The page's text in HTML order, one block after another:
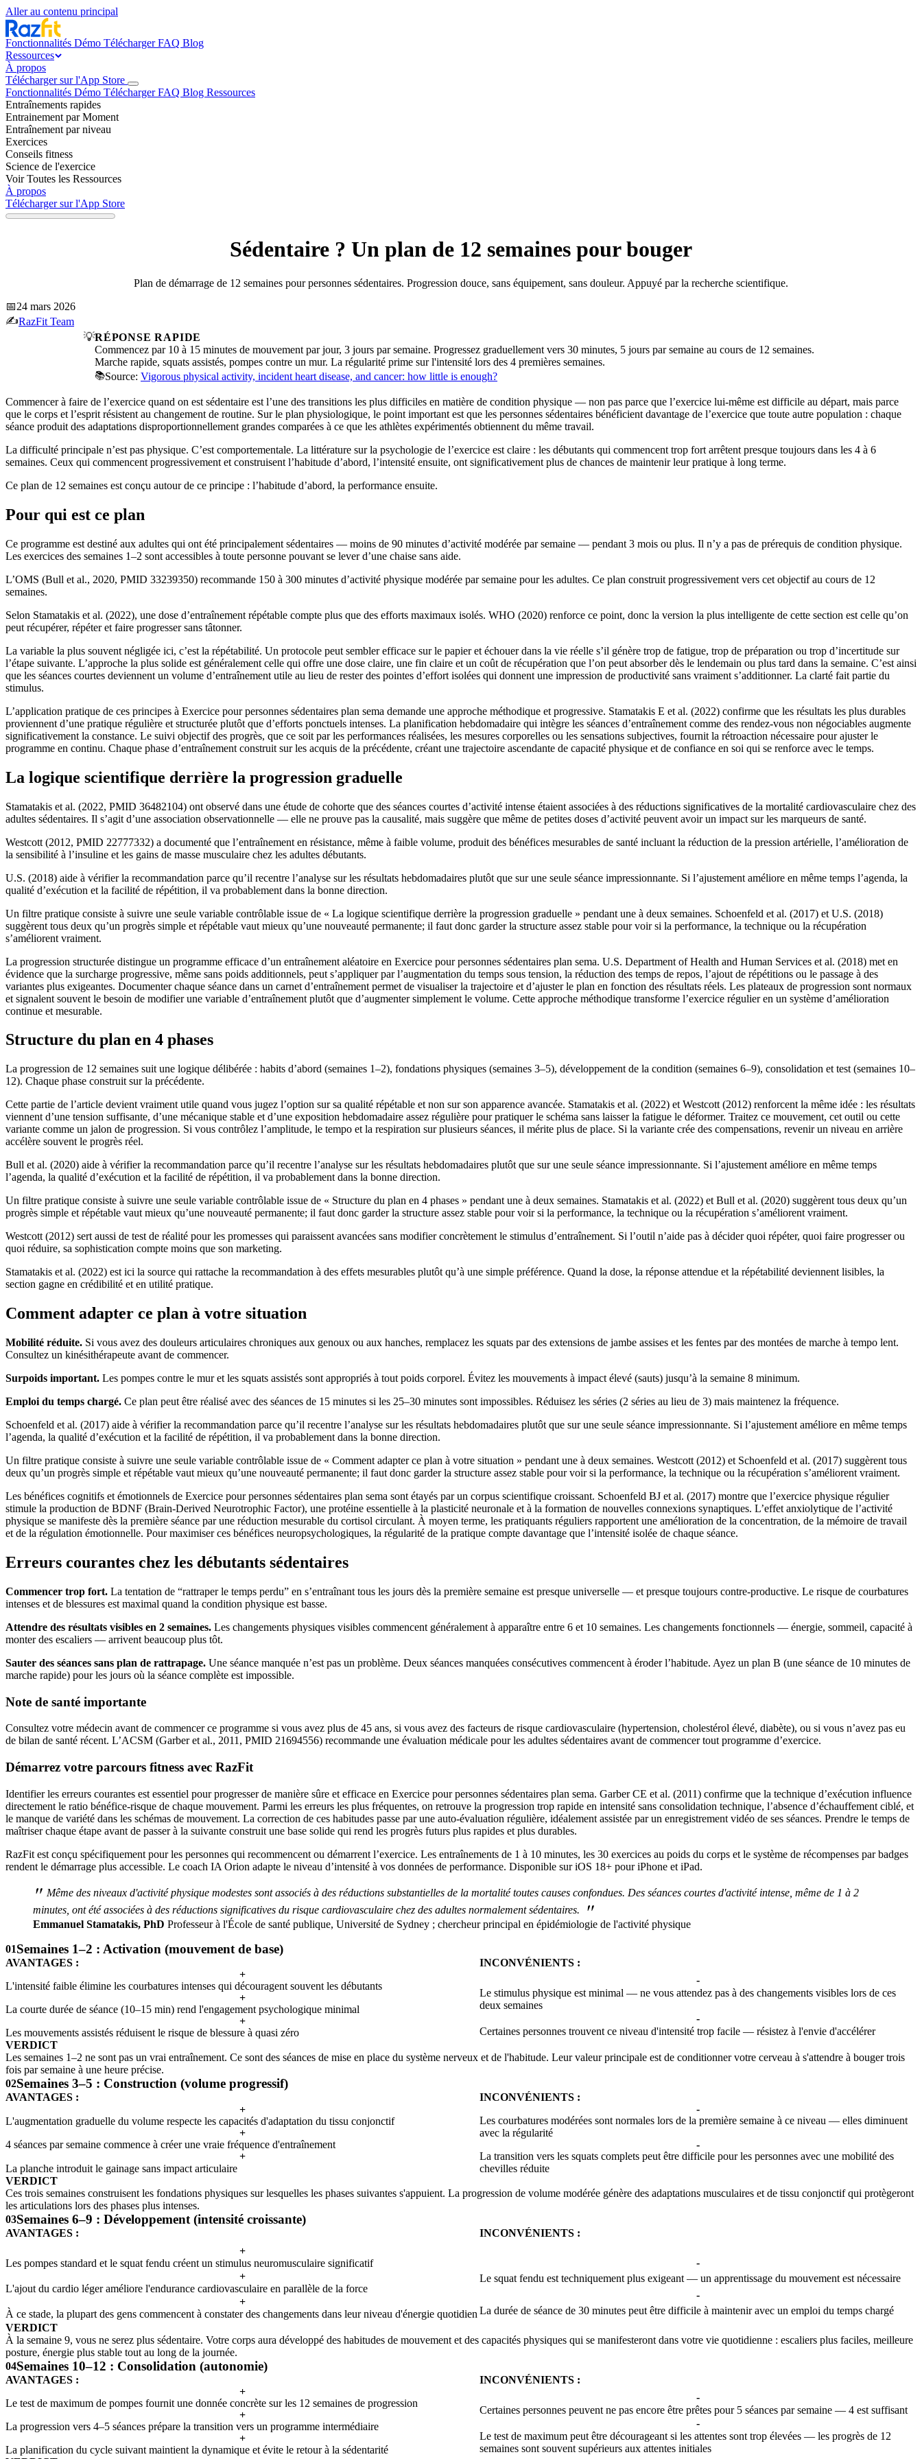
Aller au contenu principal
Fonctionnalités Démo TéléchargerFAQ Blog
Ressources
À propos
Télécharger sur l'App Store
Fonctionnalités Démo TéléchargerFAQ Blog Ressources
Entraînements rapides
Entrainement par Moment
Entraînement par niveau
Exercices
Conseils fitness
Science de l'exercice
Voir Toutes les Ressources
À propos
Télécharger sur l'App Store
Sédentaire ? Un plan de 12 semaines pour bouger
Plan de démarrage de 12 semaines pour personnes sédentaires. Progression douce, sans équipement, sans douleur. Appuyé par la recherche scientifique.
📅24 mars 2026
✍️RazFit Team
💡RÉPONSE RAPIDE
Commencez par 10 à 15 minutes de mouvement par jour, 3 jours par semaine. Progressez graduellement vers 30 minutes, 5 jours par semaine au cours de 12 semaines.
Marche rapide, squats assistés, pompes contre un mur. La régularité prime sur l'intensité lors des 4 premières semaines.
📚Source: Vigorous physical activity, incident heart disease, and cancer: how little is enough?
Commencer à faire de l’exercice quand on est sédentaire est l’une des transitions les plus difficiles en matière de condition physique — non pas parce que l’exercice lui-même est difficile au départ, mais parce
que le corps et l’esprit résistent au changement de routine. Sur le plan physiologique, le point important est que les personnes sédentaires bénéficient davantage de l’exercice que toute autre population : chaque
séance produit des adaptations disproportionnellement grandes comparées à ce que les athlètes expérimentés obtiennent du même travail.
La difficulté principale n’est pas physique. C’est comportementale. La littérature sur la psychologie de l’exercice est claire : les débutants qui commencent trop fort arrêtent presque toujours dans les 4 à 6
semaines. Ceux qui commencent progressivement et construisent l’habitude d’abord, l’intensité ensuite, ont significativement plus de chances de maintenir leur pratique à long terme.
Ce plan de 12 semaines est conçu autour de ce principe : l’habitude d’abord, la performance ensuite.
Pour qui est ce plan
Ce programme est destiné aux adultes qui ont été principalement sédentaires — moins de 90 minutes d’activité modérée par semaine — pendant 3 mois ou plus. Il n’y a pas de prérequis de condition physique.
Les exercices des semaines 1–2 sont accessibles à toute personne pouvant se lever d’une chaise sans aide.
L’OMS (Bull et al., 2020, PMID 33239350) recommande 150 à 300 minutes d’activité physique modérée par semaine pour les adultes. Ce plan construit progressivement vers cet objectif au cours de 12
semaines.
Selon Stamatakis et al. (2022), une dose d’entraînement répétable compte plus que des efforts maximaux isolés. WHO (2020) renforce ce point, donc la version la plus intelligente de cette section est celle qu’on
peut récupérer, répéter et faire progresser sans tâtonner.
La variable la plus souvent négligée ici, c’est la répétabilité. Un protocole peut sembler efficace sur le papier et échouer dans la vie réelle s’il génère trop de fatigue, trop de préparation ou trop d’incertitude sur
l’étape suivante. L’approche la plus solide est généralement celle qui offre une dose claire, une fin claire et un coût de récupération que l’on peut absorber dès le lendemain ou plus tard dans la semaine. C’est ainsi
que les séances courtes deviennent un volume d’entraînement utile au lieu de rester des pointes d’effort isolées qui donnent une impression de productivité sans vraiment s’additionner. La clarté fait partie du
stimulus.
L’application pratique de ces principes à Exercice pour personnes sédentaires plan sema demande une approche méthodique et progressive. Stamatakis E et al. (2022) confirme que les résultats les plus durables
proviennent d’une pratique régulière et structurée plutôt que d’efforts ponctuels intenses. La planification hebdomadaire qui intègre les séances d’entraînement comme des rendez-vous non négociables augmente
significativement la constance. Le suivi objectif des progrès, que ce soit par les performances réalisées, les mesures corporelles ou les sensations subjectives, fournit la rétroaction nécessaire pour ajuster le
programme en continu. Chaque phase d’entraînement construit sur les acquis de la précédente, créant une trajectoire ascendante de capacité physique et de confiance en soi qui se renforce avec le temps.
La logique scientifique derrière la progression graduelle
Stamatakis et al. (2022, PMID 36482104) ont observé dans une étude de cohorte que des séances courtes d’activité intense étaient associées à des réductions significatives de la mortalité cardiovasculaire chez des
adultes sédentaires. Il s’agit d’une association observationnelle — elle ne prouve pas la causalité, mais suggère que même de petites doses d’activité peuvent avoir un impact sur les marqueurs de santé.
Westcott (2012, PMID 22777332) a documenté que l’entraînement en résistance, même à faible volume, produit des bénéfices mesurables de santé incluant la réduction de la pression artérielle, l’amélioration de
la sensibilité à l’insuline et les gains de masse musculaire chez les adultes débutants.
U.S. (2018) aide à vérifier la recommandation parce qu’il recentre l’analyse sur les résultats hebdomadaires plutôt que sur une seule séance impressionnante. Si l’ajustement améliore en même temps l’agenda, la
qualité d’exécution et la facilité de répétition, il va probablement dans la bonne direction.
Un filtre pratique consiste à suivre une seule variable contrôlable issue de « La logique scientifique derrière la progression graduelle » pendant une à deux semaines. Schoenfeld et al. (2017) et U.S. (2018)
suggèrent tous deux qu’un progrès simple et répétable vaut mieux qu’une nouveauté permanente; il faut donc garder la structure assez stable pour voir si la performance, la technique ou la récupération
s’améliorent vraiment.
La progression structurée distingue un programme efficace d’un entraînement aléatoire en Exercice pour personnes sédentaires plan sema. U.S. Department of Health and Human Services et al. (2018) met en
évidence que la surcharge progressive, même sans poids additionnels, peut s’appliquer par l’augmentation du temps sous tension, la réduction des temps de repos, l’ajout de répétitions ou le passage à des
variantes plus exigeantes. Documenter chaque séance dans un carnet d’entraînement permet de visualiser la trajectoire et d’ajuster le plan en fonction des résultats réels. Les plateaux de progression sont normaux
et signalent souvent le besoin de modifier une variable d’entraînement plutôt que d’augmenter simplement le volume. Cette approche méthodique transforme l’exercice régulier en un système d’amélioration
continue et mesurable.
Structure du plan en 4 phases
La progression de 12 semaines suit une logique délibérée : habits d’abord (semaines 1–2), fondations physiques (semaines 3–5), développement de la condition (semaines 6–9), consolidation et test (semaines 10–
12). Chaque phase construit sur la précédente.
Cette partie de l’article devient vraiment utile quand vous jugez l’option sur sa qualité répétable et non sur son apparence avancée. Stamatakis et al. (2022) et Westcott (2012) renforcent la même idée : les résultats
viennent d’une tension suffisante, d’une mécanique stable et d’une exposition hebdomadaire assez régulière pour pratiquer le schéma sans laisser la fatigue le déformer. Traitez ce mouvement, cet outil ou cette
variante comme un jalon de progression. Si vous contrôlez l’amplitude, le tempo et la respiration sur plusieurs séances, il mérite plus de place. Si la variante crée des compensations, revenir un niveau en arrière
accélère souvent le progrès réel.
Bull et al. (2020) aide à vérifier la recommandation parce qu’il recentre l’analyse sur les résultats hebdomadaires plutôt que sur une seule séance impressionnante. Si l’ajustement améliore en même temps
l’agenda, la qualité d’exécution et la facilité de répétition, il va probablement dans la bonne direction.
Un filtre pratique consiste à suivre une seule variable contrôlable issue de « Structure du plan en 4 phases » pendant une à deux semaines. Stamatakis et al. (2022) et Bull et al. (2020) suggèrent tous deux qu’un
progrès simple et répétable vaut mieux qu’une nouveauté permanente; il faut donc garder la structure assez stable pour voir si la performance, la technique ou la récupération s’améliorent vraiment.
Westcott (2012) sert aussi de test de réalité pour les promesses qui paraissent avancées sans modifier concrètement le stimulus d’entraînement. Si l’outil n’aide pas à décider quoi répéter, quoi faire progresser ou
quoi réduire, sa sophistication compte moins que son marketing.
Stamatakis et al. (2022) est ici la source qui rattache la recommandation à des effets mesurables plutôt qu’à une simple préférence. Quand la dose, la réponse attendue et la répétabilité deviennent lisibles, la
section gagne en crédibilité et en utilité pratique.
Comment adapter ce plan à votre situation
Mobilité réduite. Si vous avez des douleurs articulaires chroniques aux genoux ou aux hanches, remplacez les squats par des extensions de jambe assises et les fentes par des montées de marche à tempo lent.
Consultez un kinésithérapeute avant de commencer.
Surpoids important. Les pompes contre le mur et les squats assistés sont appropriés à tout poids corporel. Évitez les mouvements à impact élevé (sauts) jusqu’à la semaine 8 minimum.
Emploi du temps chargé. Ce plan peut être réalisé avec des séances de 15 minutes si les 25–30 minutes sont impossibles. Réduisez les séries (2 séries au lieu de 3) mais maintenez la fréquence.
Schoenfeld et al. (2017) aide à vérifier la recommandation parce qu’il recentre l’analyse sur les résultats hebdomadaires plutôt que sur une seule séance impressionnante. Si l’ajustement améliore en même temps
l’agenda, la qualité d’exécution et la facilité de répétition, il va probablement dans la bonne direction.
Un filtre pratique consiste à suivre une seule variable contrôlable issue de « Comment adapter ce plan à votre situation » pendant une à deux semaines. Westcott (2012) et Schoenfeld et al. (2017) suggèrent tous
deux qu’un progrès simple et répétable vaut mieux qu’une nouveauté permanente; il faut donc garder la structure assez stable pour voir si la performance, la technique ou la récupération s’améliorent vraiment.
Les bénéfices cognitifs et émotionnels de Exercice pour personnes sédentaires plan sema sont étayés par un corpus scientifique croissant. Schoenfeld BJ et al. (2017) montre que l’exercice physique régulier
stimule la production de BDNF (Brain-Derived Neurotrophic Factor), une protéine essentielle à la plasticité neuronale et à la formation de nouvelles connexions synaptiques. L’effet anxiolytique de l’activité
physique se manifeste dès la première séance par une réduction mesurable du cortisol circulant. À moyen terme, les pratiquants réguliers rapportent une amélioration de la concentration, de la mémoire de travail
et de la régulation émotionnelle. Pour maximiser ces bénéfices neuropsychologiques, la régularité de la pratique compte davantage que l’intensité isolée de chaque séance.
Erreurs courantes chez les débutants sédentaires
Commencer trop fort. La tentation de “rattraper le temps perdu” en s’entraînant tous les jours dès la première semaine est presque universelle — et presque toujours contre-productive. Le risque de courbatures
intenses et de blessures est maximal quand la condition physique est basse.
Attendre des résultats visibles en 2 semaines. Les changements physiques visibles commencent généralement à apparaître entre 6 et 10 semaines. Les changements fonctionnels — énergie, sommeil, capacité à
monter des escaliers — arrivent beaucoup plus tôt.
Sauter des séances sans plan de rattrapage. Une séance manquée n’est pas un problème. Deux séances manquées consécutives commencent à éroder l’habitude. Ayez un plan B (une séance de 10 minutes de
marche rapide) pour les jours où la séance complète est impossible.
Note de santé importante
Consultez votre médecin avant de commencer ce programme si vous avez plus de 45 ans, si vous avez des facteurs de risque cardiovasculaire (hypertension, cholestérol élevé, diabète), ou si vous n’avez pas eu
de bilan de santé récent. L’ACSM (Garber et al., 2011, PMID 21694556) recommande une évaluation médicale pour les adultes sédentaires avant de commencer tout programme d’exercice.
Démarrez votre parcours fitness avec RazFit
Identifier les erreurs courantes est essentiel pour progresser de manière sûre et efficace en Exercice pour personnes sédentaires plan sema. Garber CE et al. (2011) confirme que la technique d’exécution influence
directement le ratio bénéfice-risque de chaque mouvement. Parmi les erreurs les plus fréquentes, on retrouve la progression trop rapide en intensité sans consolidation technique, l’absence d’échauffement ciblé, et
le manque de variété dans les schémas de mouvement. La correction de ces habitudes passe par une auto-évaluation régulière, idéalement assistée par un enregistrement vidéo de ses séances. Prendre le temps de
maîtriser chaque étape avant de passer à la suivante construit une base solide qui rend les progrès futurs plus rapides et plus durables.
RazFit est conçu spécifiquement pour les personnes qui recommencent ou démarrent l’exercice. Les entraînements de 1 à 10 minutes, les 30 exercices au poids du corps et le système de récompenses par badges
rendent le démarrage plus accessible. Le coach IA Orion adapte le niveau d’intensité à vos données de performance. Disponible sur iOS 18+ pour iPhone et iPad.
" Même des niveaux d'activité physique modestes sont associés à des réductions substantielles de la mortalité toutes causes confondues. Des séances courtes d'activité intense, même de 1 à 2
minutes, ont été associées à des réductions significatives du risque cardiovasculaire chez des adultes normalement sédentaires.
"
Emmanuel Stamatakis, PhD Professeur à l'École de santé publique, Université de Sydney ; chercheur principal en épidémiologie de l'activité physique
01Semaines 1–2 : Activation (mouvement de base)
AVANTAGES :
+
L'intensité faible élimine les courbatures intenses qui découragent souvent les débutants
+
La courte durée de séance (10–15 min) rend l'engagement psychologique minimal
+
Les mouvements assistés réduisent le risque de blessure à quasi zéro
INCONVÉNIENTS :
-
Le stimulus physique est minimal — ne vous attendez pas à des changements visibles lors de ces
deux semaines
-
Certaines personnes trouvent ce niveau d'intensité trop facile — résistez à l'envie d'accélérer
VERDICT
Les semaines 1–2 ne sont pas un vrai entraînement. Ce sont des séances de mise en place du système nerveux et de l'habitude. Leur valeur principale est de conditionner votre cerveau à s'attendre à bouger trois
fois par semaine à une heure précise.
02Semaines 3–5 : Construction (volume progressif)
AVANTAGES :
+
L'augmentation graduelle du volume respecte les capacités d'adaptation du tissu conjonctif
+
4 séances par semaine commence à créer une vraie fréquence d'entraînement
+
La planche introduit le gainage sans impact articulaire
INCONVÉNIENTS :
-
Les courbatures modérées sont normales lors de la première semaine à ce niveau — elles diminuent
avec la régularité
-
La transition vers les squats complets peut être difficile pour les personnes avec une mobilité des
chevilles réduite
VERDICT
Ces trois semaines construisent les fondations physiques sur lesquelles les phases suivantes s'appuient. La progression de volume modérée génère des adaptations musculaires et de tissu conjonctif qui protègeront
les articulations lors des phases plus intenses.
03Semaines 6–9 : Développement (intensité croissante)
AVANTAGES :
+
Les pompes standard et le squat fendu créent un stimulus neuromusculaire significatif
+
L'ajout du cardio léger améliore l'endurance cardiovasculaire en parallèle de la force
+
À ce stade, la plupart des gens commencent à constater des changements dans leur niveau d'énergie quotidien
INCONVÉNIENTS :
-
Le squat fendu est techniquement plus exigeant — un apprentissage du mouvement est nécessaire
-
La durée de séance de 30 minutes peut être difficile à maintenir avec un emploi du temps chargé
VERDICT
À la semaine 9, vous ne serez plus sédentaire. Votre corps aura développé des habitudes de mouvement et des capacités physiques qui se manifesteront dans votre vie quotidienne : escaliers plus faciles, meilleure
posture, énergie plus stable tout au long de la journée.
04Semaines 10–12 : Consolidation (autonomie)
AVANTAGES :
+
Le test de maximum de pompes fournit une donnée concrète sur les 12 semaines de progression
+
La progression vers 4–5 séances prépare la transition vers un programme intermédiaire
+
La planification du cycle suivant maintient la dynamique et évite le retour à la sédentarité
INCONVÉNIENTS :
-
Certaines personnes peuvent ne pas encore être prêtes pour 5 séances par semaine — 4 est suffisant
-
Le test de maximum peut être décourageant si les attentes sont trop élevées — les progrès de 12
semaines sont souvent supérieurs aux attentes initiales